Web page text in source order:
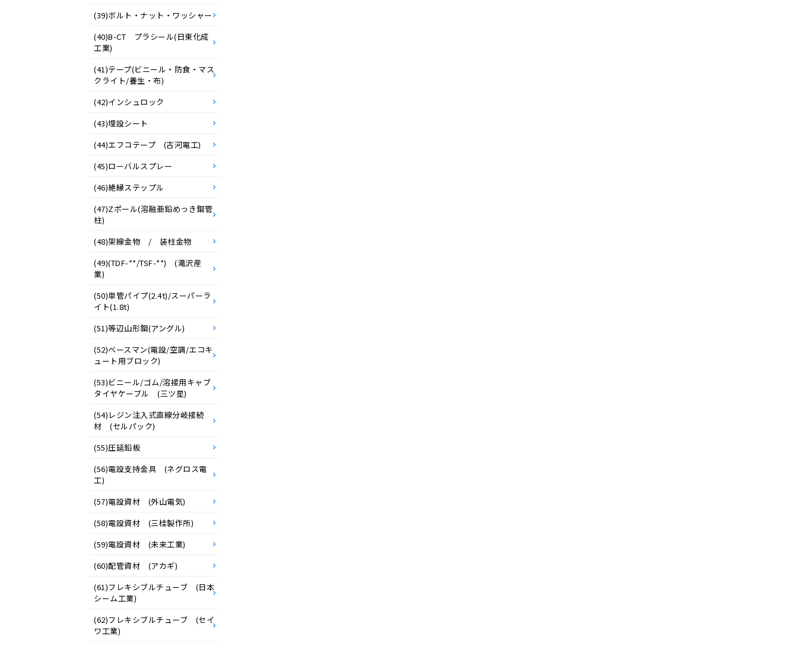
(39)ボルト・ナット・ワッシャー
(40)B-CT プラシール(日東化成
工業)
(41)テープ(ビニール・防食・マス
クライト/養生・布)
(42)インシュロック
(43)埋設シート
(44)エフコテープ (古河電工)
(45)ローバルスプレー
(46)絶縁ステップル
(47)Zポール(溶融亜鉛めっき鋼管
柱)
(48)架線金物 / 装柱金物
(49)(TDF-**/TSF-**) (滝沢産
業)
(50)単管パイプ(2.4t)/スーパーラ
イト(1.8t)
(51)等辺山形鋼(アングル)
(52)ベースマン(電設/空調/エコキ
ュート用ブロック)
(53)ビニール/ゴム/溶接用キャブ
タイヤケーブル (三ツ星)
(54)レジン注入式直線分岐接続
材 (セルパック)
(55)圧延鉛板
(56)電設支持金具 (ネグロス電
工)
(57)電設資材 (外山電気)
(58)電設資材 (三桂製作所)
(59)電設資材 (未来工業)
(60)配管資材 (アカギ)
(61)フレキシブルチューブ (日本
シーム工業)
(62)フレキシブルチューブ (セイ
ワ工業)